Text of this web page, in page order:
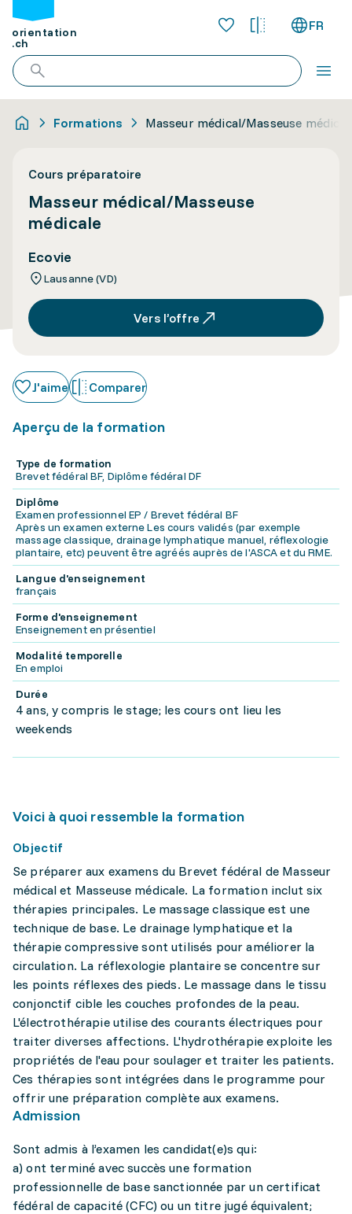
orientation
.ch
FR
Formations Masseur médical/Masseuse
Cours préparatoire
Masseur médical/Masseuse
médicale
Ecovie
Lausanne (VD)
Vers l’offre
J'aime Comparer
Aperçu de la formation
Type de formation
Brevet fédéral BF, Diplôme fédéral DF
Diplôme
Examen professionnel EP / Brevet fédéral BF
Après un examen externe Les cours validés (par exemple
massage classique, drainage lymphatique manuel, réflexologie
plantaire, etc) peuvent être agréés auprès de l'ASCA et du RME.
Langue d'enseignement
français
Forme d'enseignement
Enseignement en présentiel
Modalité temporelle
En emploi
Durée
4 ans, y compris le stage; les cours ont lieu les
weekends
Voici à quoi ressemble la formation
Objectif
Se préparer aux examens du Brevet fédéral de Masseur
médical et Masseuse médicale. La formation inclut six
thérapies principales. Le massage classique est une
technique de base. Le drainage lymphatique et la
thérapie compressive sont utilisés pour améliorer la
circulation. La réflexologie plantaire se concentre sur
les points réflexes des pieds. Le massage dans le tissu
conjonctif cible les couches profondes de la peau.
L'électrothérapie utilise des courants électriques pour
traiter diverses affections. L'hydrothérapie exploite les
propriétés de l'eau pour soulager et traiter les patients.
Ces thérapies sont intégrées dans le programme pour
offrir une préparation complète aux examens.
Admission
Sont admis à l’examen les candidat(e)s qui:
a) ont terminé avec succès une formation
professionnelle de base sanctionnée par un certificat
fédéral de capacité (CFC) ou un titre jugé équivalent;